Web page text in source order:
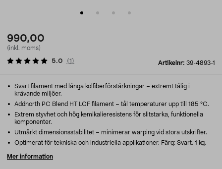
990,00
(inkl. moms)
Artikelnr: 39-4893-1
5.0 (1 )
Svart filament med långa kolfiberförstärkningar – extremt tålig i
krävande miljöer.
Addnorth PC Blend HT LCF filament – tål temperaturer upp till 185 °C.
Extrem styvhet och hög kemikalieresistens för slitstarka, funktionella
komponenter.
Utmärkt dimensionsstabilitet – minimerar warping vid stora utskrifter.
Optimerat för tekniska och industriella applikationer. Färg: Svart. 1 kg.
Mer information